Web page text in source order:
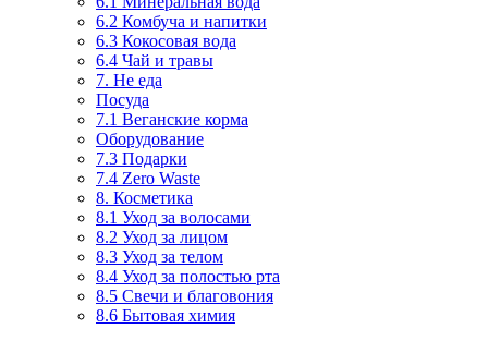
6.2 Комбуча и напитки
6.3 Кокосовая вода
6.4 Чай и травы
7. Не еда
Посуда
7.1 Веганские корма
Оборудование
7.3 Подарки
7.4 Zero Waste
8. Косметика
8.1 Уход за волосами
8.2 Уход за лицом
8.3 Уход за телом
8.4 Уход за полостью рта
8.5 Свечи и благовония
8.6 Бытовая химия